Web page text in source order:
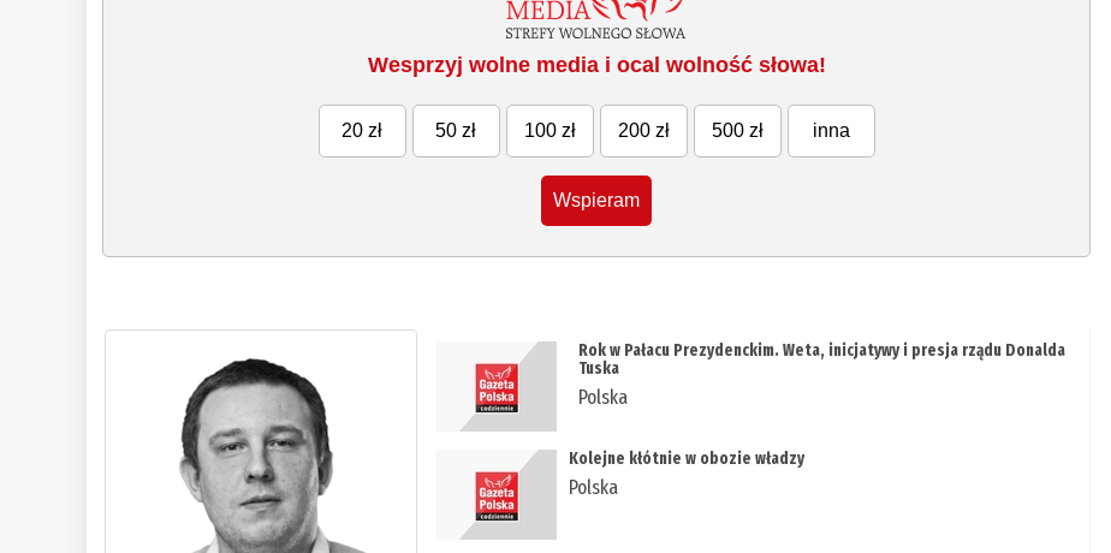
Wesprzyj wolne media i ocal wolność słowa!
20 zł 50 zł 100 zł 200 zł 500 zł inna
Wspieram
Rok w Pałacu Prezydenckim. Weta, inicjatywy i presja rządu Donalda
Tuska
Polska
Kolejne kłótnie w obozie władzy
Polska